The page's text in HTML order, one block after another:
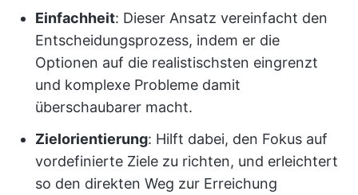
Einfachheit: Dieser Ansatz vereinfacht den
Entscheidungsprozess, indem er die
Optionen auf die realistischsten eingrenzt
und komplexe Probleme damit
überschaubarer macht.
Zielorientierung: Hilft dabei, den Fokus auf
vordefinierte Ziele zu richten, und erleichtert
so den direkten Weg zur Erreichung